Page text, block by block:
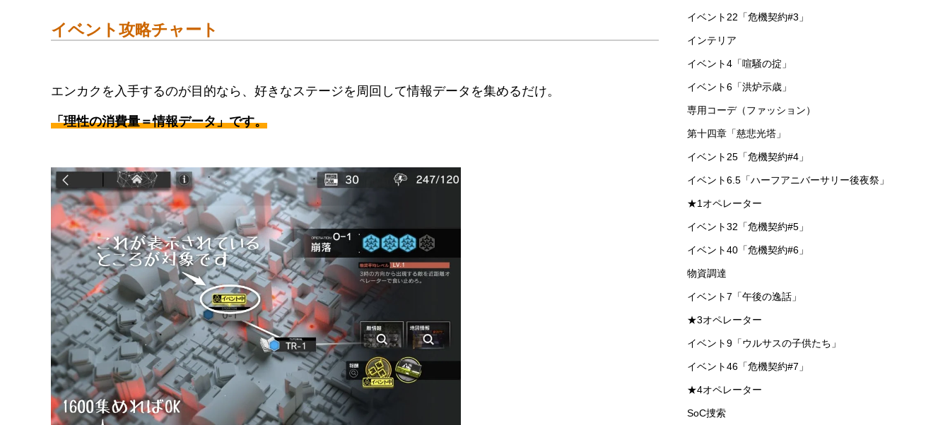
イベント攻略チャート
エンカクを入手するのが目的なら、好きなステージを周回して情報データを集めるだけ。
「理性の消費量＝情報データ」です。
イベント22「危機契約#3」
インテリア
イベント4「喧騒の掟」
イベント6「洪炉示歳」
専用コーデ（ファッション）
第十四章「慈悲光塔」
イベント25「危機契約#4」
イベント6.5「ハーフアニバーサリー後夜祭」
★1オペレーター
イベント32「危機契約#5」
イベント40「危機契約#6」
物資調達
イベント7「午後の逸話」
★3オペレーター
イベント9「ウルサスの子供たち」
イベント46「危機契約#7」
★4オペレーター
SoC捜索